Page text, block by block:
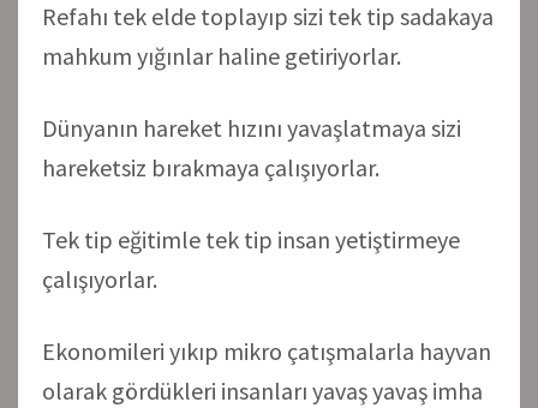
Refahı tek elde toplayıp sizi tek tip sadakaya
mahkum yığınlar haline getiriyorlar.
Dünyanın hareket hızını yavaşlatmaya sizi
hareketsiz bırakmaya çalışıyorlar.
Tek tip eğitimle tek tip insan yetiştirmeye
çalışıyorlar.
Ekonomileri yıkıp mikro çatışmalarla hayvan
olarak gördükleri insanları yavaş yavaş imha